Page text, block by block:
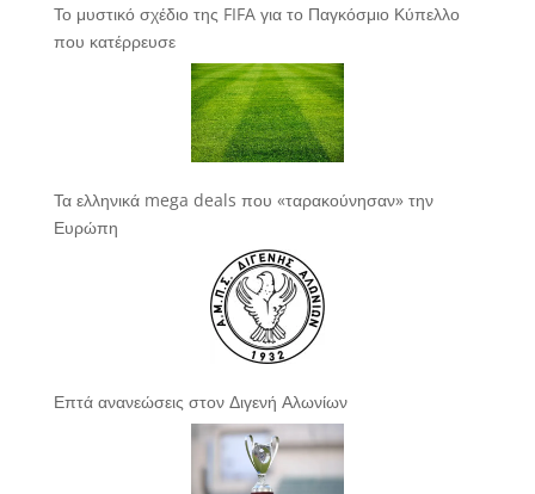
Το μυστικό σχέδιο της FIFA για το Παγκόσμιο Κύπελλο
που κατέρρευσε
Τα ελληνικά mega deals που «ταρακούνησαν» την
Ευρώπη
Επτά ανανεώσεις στον Διγενή Αλωνίων